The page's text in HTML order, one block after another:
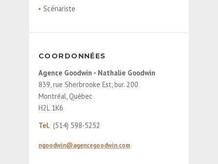
Scénariste
COORDONNÉES
Agence Goodwin - Nathalie Goodwin
839, rue Sherbrooke Est, bur. 200
Montréal, Québec
H2L 1K6
Tel. (514) 598-5252
ngoodwin@agencegoodwin.com